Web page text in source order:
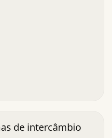
de intercâmbio